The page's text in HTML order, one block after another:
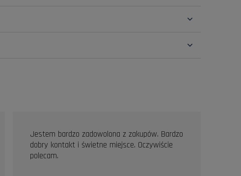
Jestem bardzo zadowolona z zakupów. Bardzo
dobry kontakt i świetne miejsce. Oczywiście
polecam.